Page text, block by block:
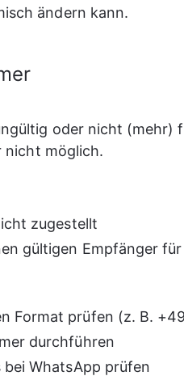
ändern kann.
oder nicht
nicht möglich.
zugestellt
gültigen Empfänger
Format prüfen (z. B.
durchführen
WhatsApp prüfen